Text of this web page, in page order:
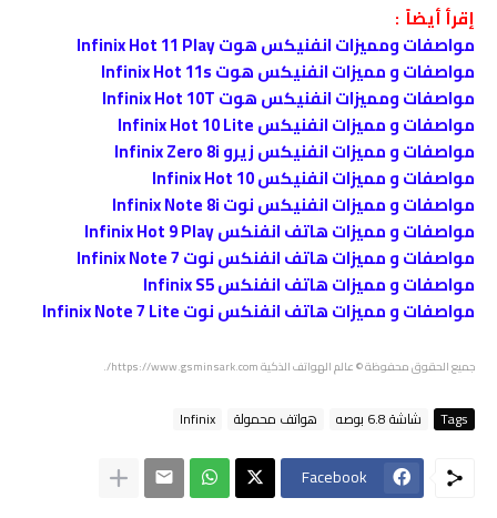
إقرأ أيضاً :
مواصفات ومميزات انفنيكس هوت Infinix Hot 11 Play
مواصفات و مميزات انفنيكس هوت Infinix Hot 11s
مواصفات ومميزات انفنيكس هوت Infinix Hot 10T
مواصفات و مميزات انفنيكس Infinix Hot 10 Lite
مواصفات و مميزات انفنيكس زيرو Infinix Zero 8i
مواصفات و مميزات انفنيكس Infinix Hot 10
مواصفات و مميزات انفنيكس نوت Infinix Note 8i
مواصفات و مميزات هاتف انفنكس Infinix Hot 9 Play
مواصفات و مميزات هاتف انفنكس نوت Infinix Note 7
مواصفات و مميزات هاتف انفنكس Infinix S5
مواصفات و مميزات هاتف انفنكس نوت Infinix Note 7 Lite
جميع الحقوق محفوظة © عالم الهواتف الذكية https://www.gsminsark.com/.
Tags شاشة 6.8 بوصه هواتف محمولة Infinix
Facebook